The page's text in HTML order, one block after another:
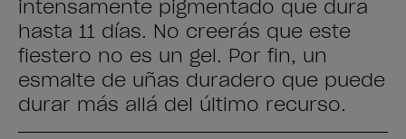
intensamente pigmentado que dura
hasta 11 días. No creerás que este
fiestero no es un gel. Por fin, un
esmalte de uñas duradero que puede
durar más allá del último recurso.